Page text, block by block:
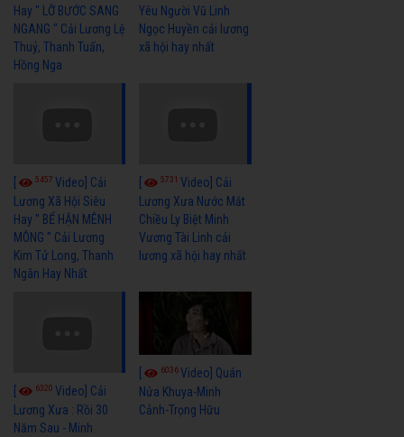
Hay " LỠ BƯỚC SANG
NGANG " Cải Lương Lệ
Thuỷ, Thanh Tuấn,
Hồng Nga
Yêu Người Vũ Linh
Ngọc Huyền cải lương
xã hội hay nhất
[ 5457 Video] Cải
Lương Xã Hội Siêu
Hay " BỂ HẬN MÊNH
MÔNG " Cải Lương
Kim Tử Long, Thanh
Ngân Hay Nhất
[ 5731Video] Cải
Lương Xưa Nước Mắt
Chiều Ly Biệt Minh
Vương Tài Linh cải
lương xã hội hay nhất
[ 6320 Video] Cải
Lương Xưa : Rồi 30
Năm Sau - Minh
[ 6036Video] Quán
Nửa Khuya-Minh
Cảnh-Trọng Hữu